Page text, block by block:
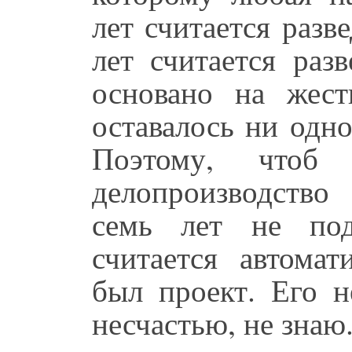
лет считается
лет считается
основано на
оставалось ни
Поэтому,
семь лет не
считается
был проект. Его
несчастью, не